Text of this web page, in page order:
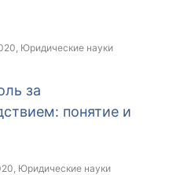
, Юридические науки
за
понятие и
, Юридические науки